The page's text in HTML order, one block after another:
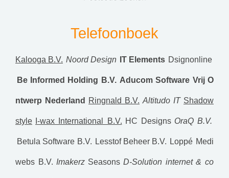
Telefoonboek
Kalooga B.V. Noord Design IT Elements Dsignonline
Be Informed Holding B.V. Aducom Software Vrij O
ntwerp Nederland Ringnald B.V. Altitudo IT Shadow
style I-wax International B.V. HC Designs OraQ B.V.
Betula Software B.V. Lesstof Beheer B.V. Loppé Medi
webs B.V. Imakerz Seasons D-Solution internet & co